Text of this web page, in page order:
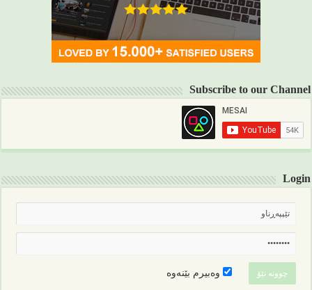
Subscribe to our Channel
Login
وەبیرم بێنەوە